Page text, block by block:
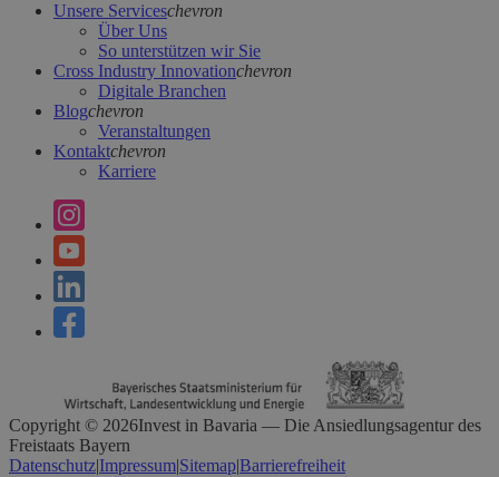
Unsere Serviceschevron
Über Uns
So unterstützen wir Sie
Cross Industry Innovationchevron
Digitale Branchen
Blogchevron
Veranstaltungen
Kontaktchevron
Karriere
Copyright © 2026Invest in Bavaria — Die Ansiedlungsagentur des
Freistaats Bayern
Datenschutz|Impressum|Sitemap|Barrierefreiheit